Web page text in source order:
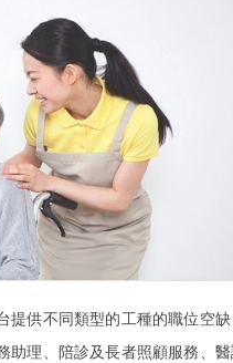
提供不同類型的工種的職位空
助理、陪診及長者照顧服務、